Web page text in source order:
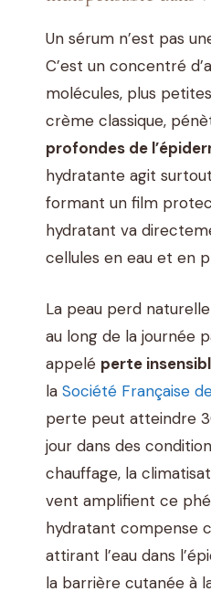
Un sérum n’est pas
C’est un concentré
molécules, plus
crème classique,
profondes de
hydratante agit
formant un film
hydratant va
cellules en eau et en
La peau perd
au long de la journée
appelé perte
la Société Française
perte peut atteindre
jour dans des
chauffage, la
vent amplifient ce
hydratant compense
attirant l’eau dans
la barrière cutanée à